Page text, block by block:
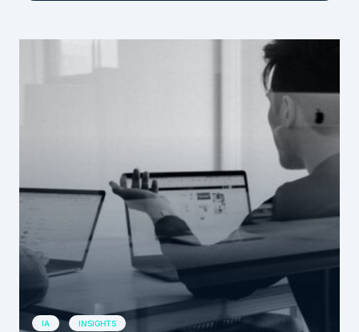
marché du m-commerce en Europe, si
la France reste en retard par rapport à
la Grande Bretagne ou même à
[…] article La France 3ème sur le
podium européen du m-commerce est
apparu en premier sur […]
La France 3ème sur le podium européen du m-commerce |
Marketformation
25 février 2015 at 16h41
IA INSIGHTS